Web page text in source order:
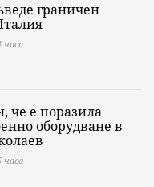
граничен
часа
че е поразила
оборудване в
часа